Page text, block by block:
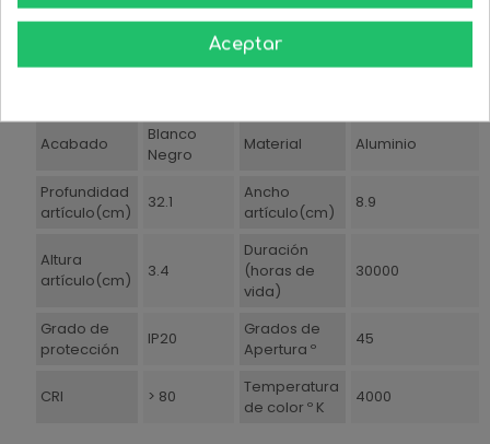
Casquillo
INTEGRADO
Color de luz Blanca Fría
Voltaje
Acabado
Blanco
Negro
Material Aluminio
Profundidad
artículo(cm)
32.1
Ancho
artículo(cm)
8.9
Altura
artículo(cm)
3.4
Duración
(horas de
vida)
30000
Grado de
protección
IP20
Grados de
Apertura º
45
CRI > 80
Temperatura
de color º K
4000
Aceptar